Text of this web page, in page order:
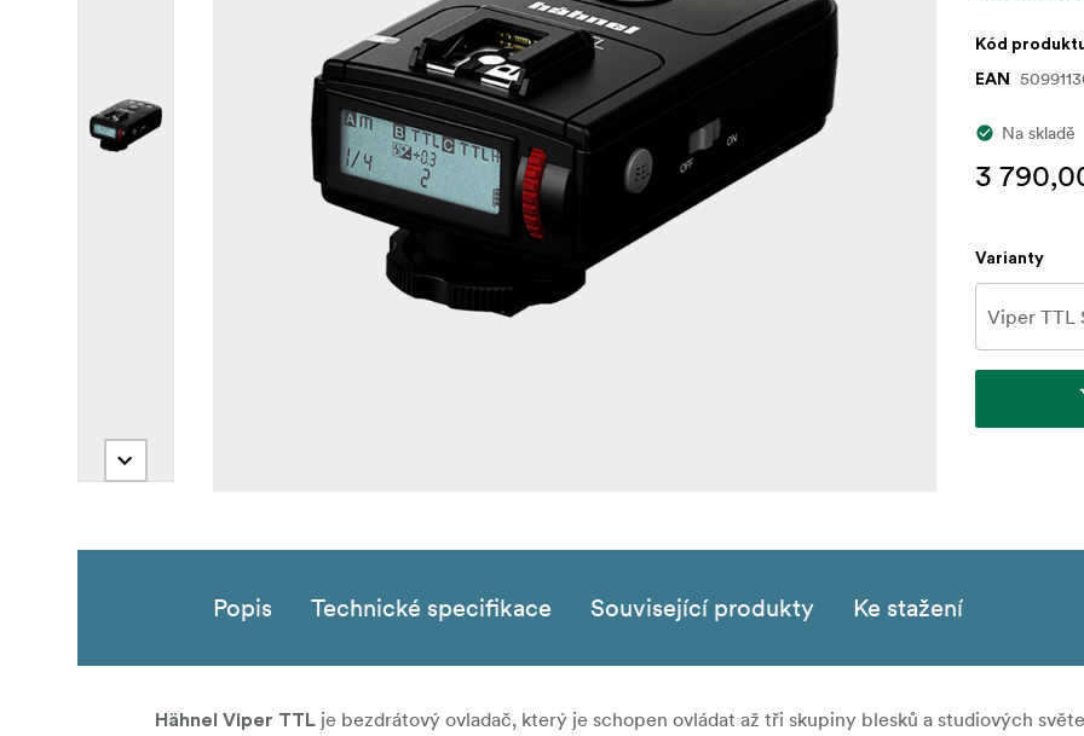
Kód
EAN
Na skladě
3
Varianty
Popis Technické specifikace Související produkty Ke stažení
Hähnel Viper TTL je bezdrátový ovladač, který je schopen ovládat až tři skupiny blesků a studiových